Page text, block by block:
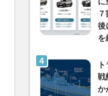
後
を
戦
か